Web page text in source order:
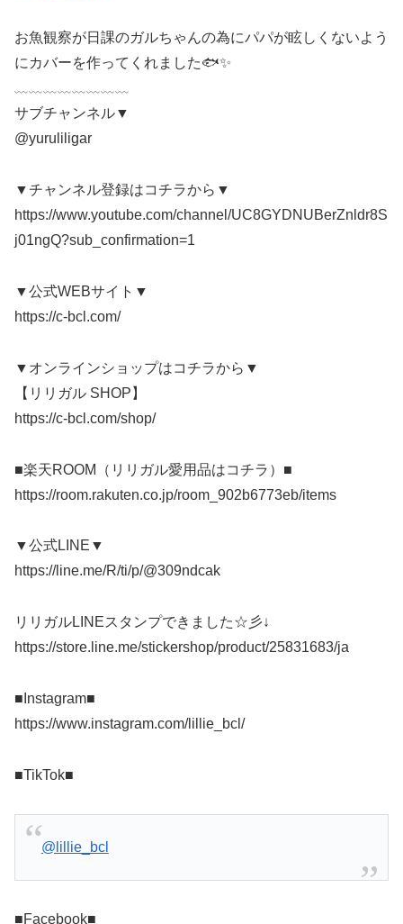
お魚観察が日課のガルちゃんの為にパパが眩しくないよう
にカバーを作ってくれました🐟✨
﹏﹏﹏﹏﹏﹏﹏﹏
サブチャンネル▼
@yuruliligar
▼チャンネル登録はコチラから▼
https://www.youtube.com/channel/UC8GYDNUBerZnldr8S
j01ngQ?sub_confirmation=1
▼公式WEBサイト▼
https://c-bcl.com/
▼オンラインショップはコチラから▼
【リリガル SHOP】
https://c-bcl.com/shop/
■楽天ROOM（リリガル愛用品はコチラ）■
https://room.rakuten.co.jp/room_902b6773eb/items
▼公式LINE▼
https://line.me/R/ti/p/@309ndcak
リリガルLINEスタンプできました☆彡↓
https://store.line.me/stickershop/product/25831683/ja
■Instagram■
https://www.instagram.com/lillie_bcl/
■TikTok■
@lillie_bcl
■Facebook■